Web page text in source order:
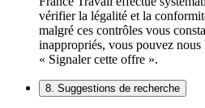
vérifier la légalité et la
malgré ces contrôles vous
inappropriés, vous pouvez
« Signaler cette offre ».
8. Suggestions de recherche